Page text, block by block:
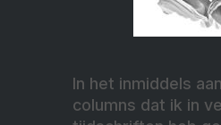
In het inmiddels
columns dat ik in